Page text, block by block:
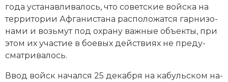
Южная Америка
года ус­та­нав­ли­ва­лось, что советские вой­ска на
тер­ри­то­рии Аф­га­ни­ста­на рас­по­ло­жат­ся гар­ни­зо­
на­ми и возь­мут под ох­ра­ну важ­ные объ­ек­ты, при
этом их уча­стие в бое­вых дей­ст­ви­ях не пре­ду­
смат­ри­ва­лось.
Ввод войск на­чал­ся 25 декабря на ка­буль­ском на­